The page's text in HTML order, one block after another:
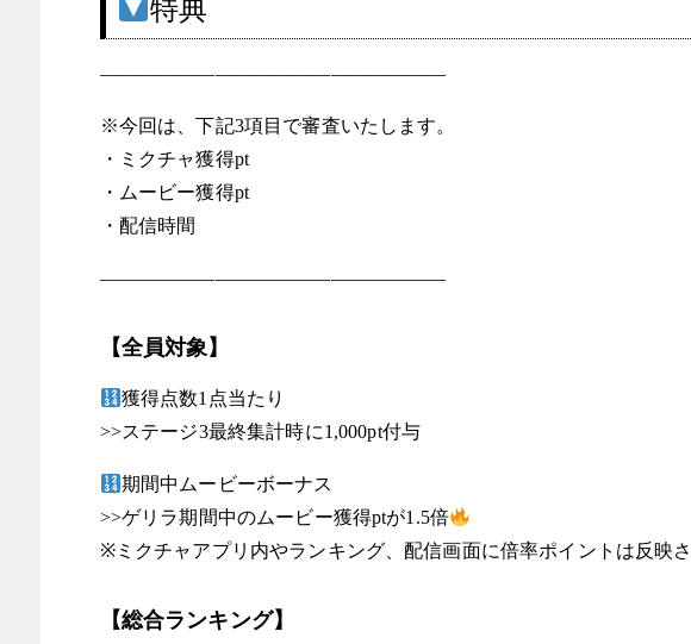
特典
――――――――――――――――――
※今回は、下記3項目で審査いたします。
・ミクチャ獲得pt
・ムービー獲得pt
・配信時間
――――――――――――――――――
【全員対象】
獲得点数1点当たり
>>ステージ3最終集計時に1,000pt付与
期間中ムービーボーナス
>>ゲリラ期間中のムービー獲得ptが1.5倍
※ミクチャアプリ内やランキング、配信画面に倍率ポイントは反映
【総合ランキング】